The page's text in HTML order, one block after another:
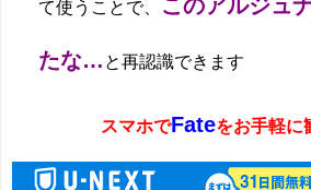
て使うことで、 このアルジュ
たな… と再認識できます
スマホでFateをお手軽に